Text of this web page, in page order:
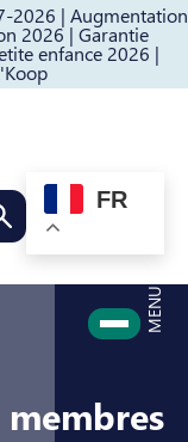
2026 | Augmentation
2026 | Garantie
enfance 2026 |
de page
quelque
FR
MENU